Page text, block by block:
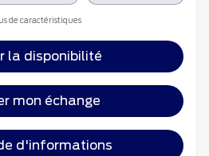
de caractéristiques
la disponibilité
mon échange
d'informations